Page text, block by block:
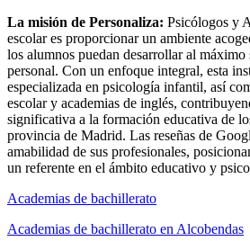
La misión de Personaliza: Psicólogos y
escolar es proporcionar un ambiente
los alumnos puedan desarrollar al
personal. Con un enfoque integral, esta
especializada en psicología infantil, así
escolar y academias de inglés,
significativa a la formación educativa de
provincia de Madrid. Las reseñas de
amabilidad de sus profesionales,
un referente en el ámbito educativo y
Academias de bachillerato
Academias de bachillerato en Alcobendas